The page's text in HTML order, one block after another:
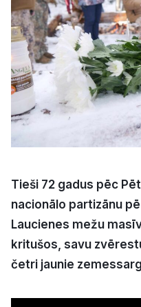
Tieši 72 gadus pēc
nacionālo partizānu
Laucienes mežu
kritušos, savu
četri jaunie